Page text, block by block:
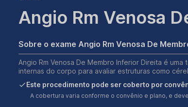
Angio Rm Venosa
Sobre o exame Angio Rm Venosa De
Angio Rm Venosa De Membro Inferior Direita é
internas do corpo para avaliar estruturas como
Este procedimento pode ser coberto por
A cobertura varia conforme o convênio e plano, e